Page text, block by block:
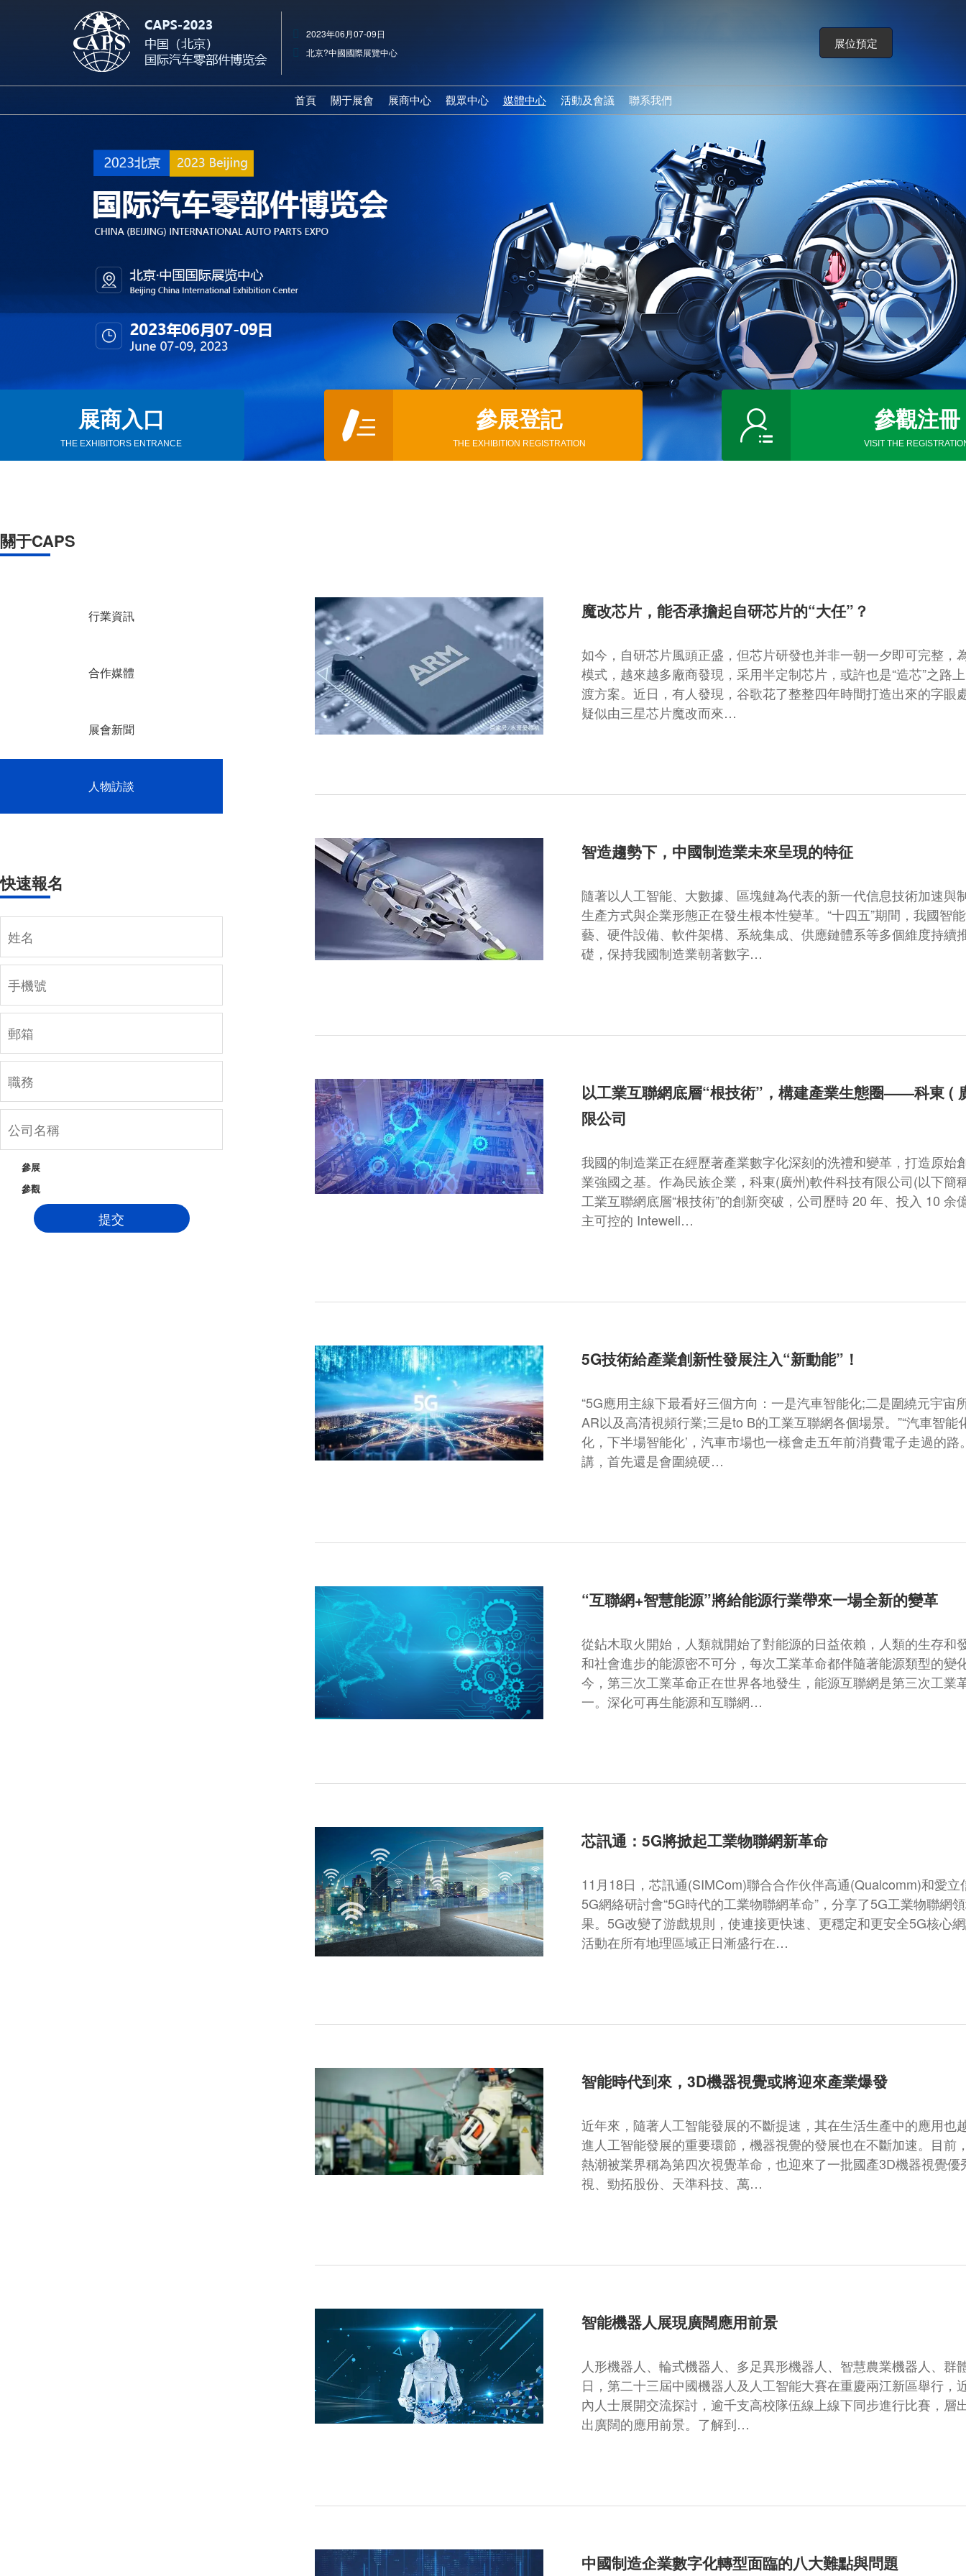
2023年06月07-09日
北京?中國國際展覽中心
展位預定
首頁
關于展會
展會日程
展商中心
觀眾中心
參觀日程
參觀指南
酒店預訂
媒體中心
人物訪談
活動及會議
聯系我們
展商入口
THE EXHIBITORS ENTRANCE
參展登記
THE EXHIBITION REGISTRATION
參觀注冊
VISIT THE
關于CAPS
行業資訊
合作媒體
展會新聞
人物訪談
快速報名
參展
參觀
魔改芯片，能否承擔起自研芯片的“大任”？
如今，自研芯片風頭正盛，但芯片研發也并非一朝一夕即可完整，
模式，越來越多廠商發現，采用半定制芯片，或許也是“造芯”之路
渡方案。近日，有人發現，谷歌花了整整四年時間打造出來的字眼
疑似由三星芯片魔改而來…
智造趨勢下，中國制造業未來呈現的特征
隨著以人工智能、大數據、區塊鏈為代表的新一代信息技術加速與
生產方式與企業形態正在發生根本性變革。“十四五”期間，我國智
藝、硬件設備、軟件架構、系統集成、供應鏈體系等多個維度持續
礎，保持我國制造業朝著數字…
以工業互聯網底層“根技術”，構建產業生態圈——科東 (
限公司
我國的制造業正在經歷著產業數字化深刻的洗禮和變革，打造原始
業強國之基。作為民族企業，科東(廣州)軟件科技有限公司(以下簡
工業互聯網底層“根技術”的創新突破，公司歷時 20 年、投入 10 余
主可控的 Intewell…
5G技術給產業創新性發展注入“新動能”！
“5G應用主線下最看好三個方向：一是汽車智能化;二是圍繞元宇宙
AR以及高清視頻行業;三是to B的工業互聯網各個場景。”“汽車智能
化，下半場智能化’，汽車市場也一樣會走五年前消費電子走過的
講，首先還是會圍繞硬…
“互聯網+智慧能源”將給能源行業帶來一場全新的變革
從鉆木取火開始，人類就開始了對能源的日益依賴，人類的生存和
和社會進步的能源密不可分，每次工業革命都伴隨著能源類型的變
今，第三次工業革命正在世界各地發生，能源互聯網是第三次工業
一。深化可再生能源和互聯網…
芯訊通：5G將掀起工業物聯網新革命
11月18日，芯訊通(SIMCom)聯合合作伙伴高通(Qualcomm)和愛
5G網絡研討會“5G時代的工業物聯網革命”，分享了5G工業物聯網
果。5G改變了游戲規則，使連接更快速、更穩定和更安全5G核心
活動在所有地理區域正日漸盛行在…
智能時代到來，3D機器視覺或將迎來產業爆發
近年來，隨著人工智能發展的不斷提速，其在生活生產中的應用也
進人工智能發展的重要環節，機器視覺的發展也在不斷加速。目前
熱潮被業界稱為第四次視覺革命，也迎來了一批國產3D機器視覺
視、勁拓股份、天準科技、萬…
智能機器人展現廣闊應用前景
人形機器人、輪式機器人、多足異形機器人、智慧農業機器人、
日，第二十三屆中國機器人及人工智能大賽在重慶兩江新區舉行，
內人士展開交流探討，逾千支高校隊伍線上線下同步進行比賽，層
出廣闊的應用前景。了解到…
中國制造企業數字化轉型面臨的八大難點與問題